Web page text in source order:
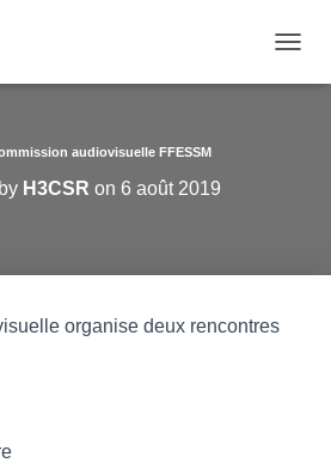
U
audiovisuelle FFESSM
H3CSR on 6 août 2019
organise deux rencontres